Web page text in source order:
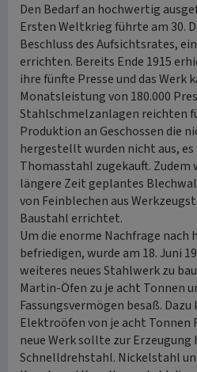
Den Bedarf an hochwertig
Ersten Weltkrieg führte am 30.
Beschluss des Aufsichtsrates,
errichten. Bereits Ende 1915
ihre fünfte Presse und das Werk
Monatsleistung von 180.000
Stahlschmelzanlagen reichten
Produktion an Geschossen die
hergestellt wurden nicht aus, es
Thomasstahl zugekauft. Zudem
längere Zeit geplantes
von Feinblechen aus
Baustahl errichtet.
Um die enorme Nachfrage
befriedigen, wurde am 18. Juni
weiteres neues Stahlwerk zu
Martin-Öfen zu je acht Tonnen
Fassungsvermögen besaß.
Elektroöfen von je acht Tonnen
neue Werk sollte zur
Schnelldrehstahl. Nickelstahl